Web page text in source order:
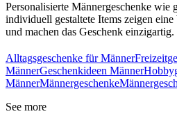
Personalisierte Männergeschenke wie
individuell gestaltete Items zeigen eine
und machen das Geschenk einzigartig.
Alltagsgeschenke für Männer
MännerGeschenkideen Männer
MännerMännergeschenke
See more